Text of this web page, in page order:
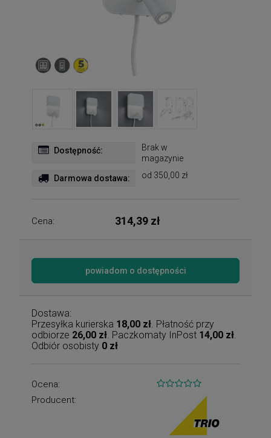
Dostępność:
Brak w
magazynie
Darmowa dostawa: od 350,00 zł
Cena: 314,39 zł
powiadom o dostępności
Dostawa:
Przesyłka kurierska 18,00 zł . Płatność przy
odbiorze 26,00 zł . Paczkomaty InPost 14,00 zł
Odbiór osobisty 0 zł
Ocena:
Producent: